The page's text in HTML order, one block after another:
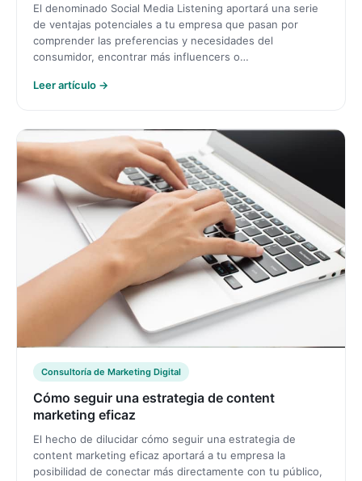
El denominado Social Media Listening aportará una serie
de ventajas potenciales a tu empresa que pasan por
comprender las preferencias y necesidades del
consumidor, encontrar más influencers o…
Leer artículo →
Consultoría de Marketing Digital
Cómo seguir una estrategia de content
marketing eficaz
El hecho de dilucidar cómo seguir una estrategia de
content marketing eficaz aportará a tu empresa la
posibilidad de conectar más directamente con tu público,